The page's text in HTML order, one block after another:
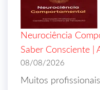
Neurociência
Saber Consciente |
08/08/2026
Muitos